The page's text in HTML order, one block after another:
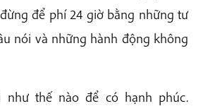
để phí 24 giờ bằng những tư
nói và những hành động không
như thế nào để có hạnh phúc.